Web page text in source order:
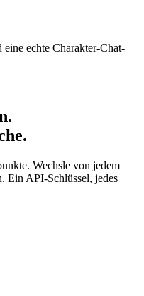
echte Charakter-Chat-
Wechsle von jedem
Ein API-Schlüssel, jedes